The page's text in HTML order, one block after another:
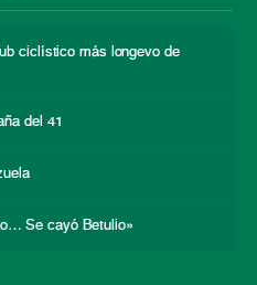
ciclístico más longevo de
del 41
Se cayó Betulio»